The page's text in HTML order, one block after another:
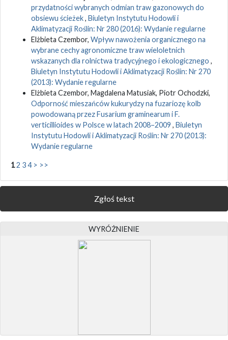
przydatności wybranych odmian traw gazonowych do
obsiewu ścieżek, Biuletyn Instytutu Hodowli i
Aklimatyzacji Roślin: Nr 280 (2016): Wydanie regularne
Elżbieta Czembor, Wpływ nawożenia organicznego na
wybrane cechy agronomiczne traw wieloletnich
wskazanych dla rolnictwa tradycyjnego i ekologicznego ,
Biuletyn Instytutu Hodowli i Aklimatyzacji Roślin: Nr 270
(2013): Wydanie regularne
Elżbieta Czembor, Magdalena Matusiak, Piotr Ochodzki,
Odporność mieszańców kukurydzy na fuzariozę kolb
powodowaną przez Fusarium graminearum i F.
verticillioides w Polsce w latach 2008–2009 , Biuletyn
Instytutu Hodowli i Aklimatyzacji Roślin: Nr 270 (2013):
Wydanie regularne
12 34 > >>
Zgłoś tekst
WYRÓŻNIENIE